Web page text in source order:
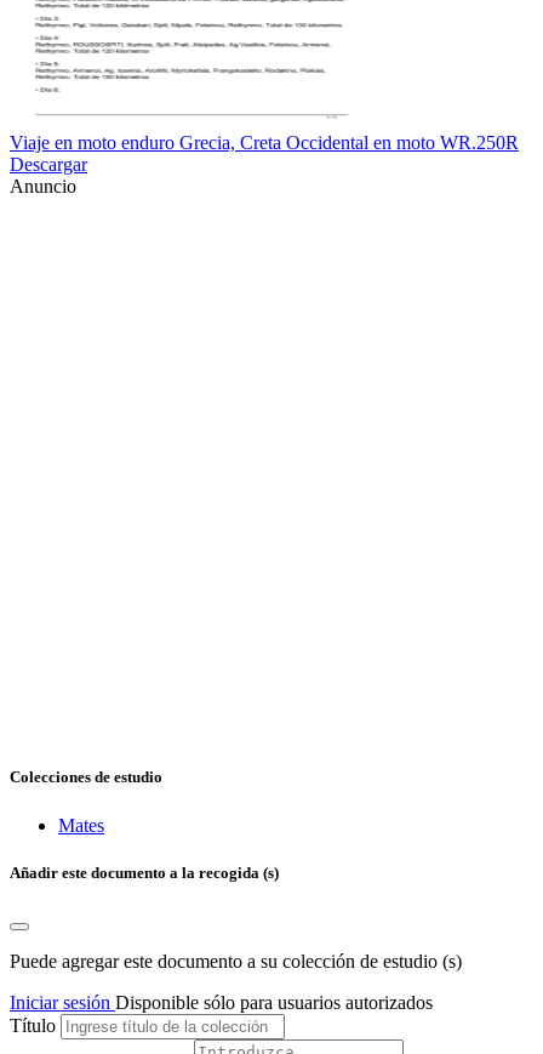
Viaje en moto enduro Grecia, Creta Occidental en moto WR.250R
Descargar
Anuncio
Colecciones de estudio
Mates
Añadir este documento a la recogida (s)
Puede agregar este documento a su colección de estudio (s)
Iniciar sesión Disponible sólo para usuarios autorizados
Título